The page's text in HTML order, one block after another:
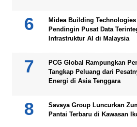
Midea Building
Pendingin Pusat Data
Infrastruktur AI di Malaysia
PCG Global Rampungkan
Tangkap Peluang dari
Energi di Asia Tenggara
Savaya Group Luncurkan
Pantai Terbaru di Kawasan